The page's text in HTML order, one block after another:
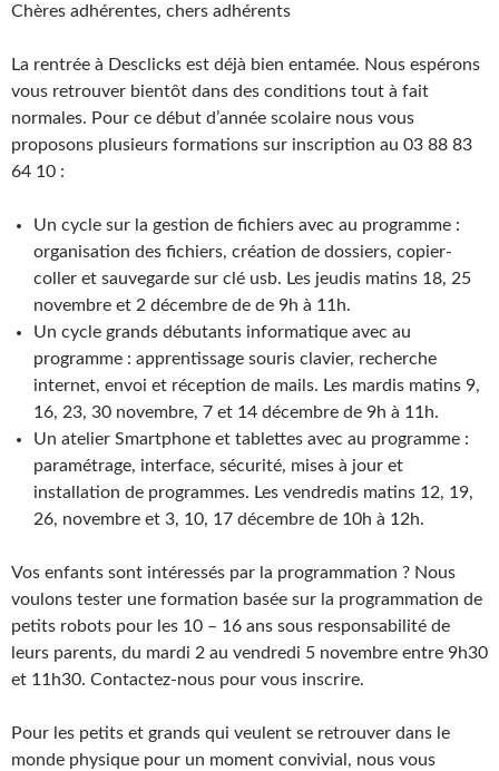
Chères adhérentes, chers adhérents
La rentrée à Desclicks est déjà bien entamée. Nous espérons
vous retrouver bientôt dans des conditions tout à fait
normales. Pour ce début d’année scolaire nous vous
proposons plusieurs formations sur inscription au 03 88 83
64 10 :
Un cycle sur la gestion de fichiers avec au programme :
organisation des fichiers, création de dossiers, copier-
coller et sauvegarde sur clé usb. Les jeudis matins 18, 25
novembre et 2 décembre de de 9h à 11h.
Un cycle grands débutants informatique avec au
programme : apprentissage souris clavier, recherche
internet, envoi et réception de mails. Les mardis matins 9,
16, 23, 30 novembre, 7 et 14 décembre de 9h à 11h.
Un atelier Smartphone et tablettes avec au programme :
paramétrage, interface, sécurité, mises à jour et
installation de programmes. Les vendredis matins 12, 19,
26, novembre et 3, 10, 17 décembre de 10h à 12h.
Vos enfants sont intéressés par la programmation ? Nous
voulons tester une formation basée sur la programmation de
petits robots pour les 10 – 16 ans sous responsabilité de
leurs parents, du mardi 2 au vendredi 5 novembre entre 9h30
et 11h30. Contactez-nous pour vous inscrire.
Pour les petits et grands qui veulent se retrouver dans le
monde physique pour un moment convivial, nous vous